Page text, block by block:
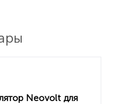
Neovolt для